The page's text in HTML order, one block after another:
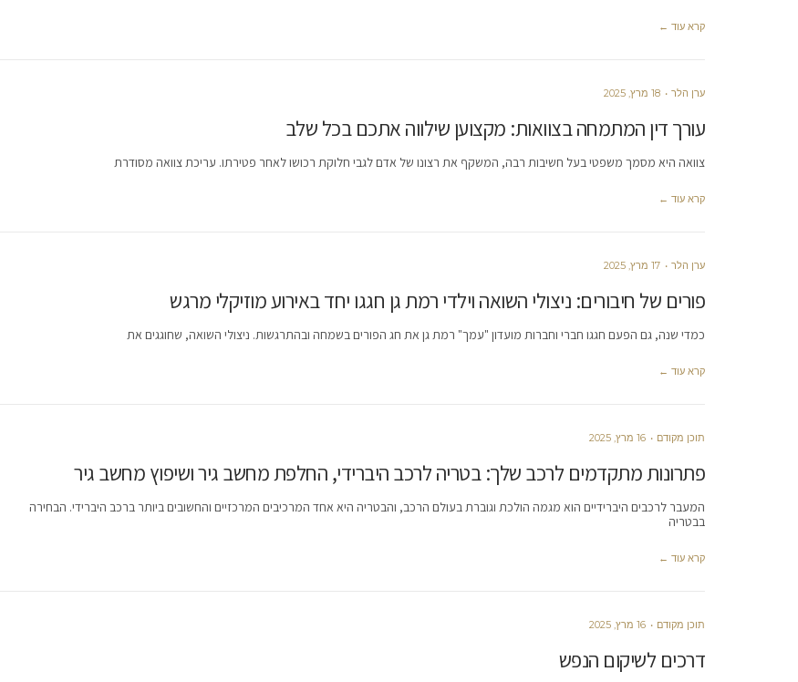
קרא עוד ←
ערן הלר 18 מרץ, 2025
עורך דין המתמחה בצוואות: מקצוען שילווה אתכם בכל שלב
צוואה היא מסמך משפטי בעל חשיבות רבה, המשקף את רצונו של אדם לגבי חלוקת רכושו לאחר פטירתו. עריכת צוואה מסודרת
קרא עוד ←
ערן הלר 17 מרץ, 2025
פורים של חיבורים: ניצולי השואה וילדי רמת גן חגגו יחד באירוע מוזיקלי מרגש
כמדי שנה, גם הפעם חגגו חברי וחברות מועדון "עמך" רמת גן את חג הפורים בשמחה ובהתרגשות. ניצולי השואה, שחוגגים את
קרא עוד ←
תוכן מקודם 16 מרץ, 2025
פתרונות מתקדמים לרכב שלך: בטריה לרכב היברידי, החלפת מחשב גיר ושיפוץ מחשב גיר
המעבר לרכבים היברידיים הוא מגמה הולכת וגוברת בעולם הרכב, והבטריה היא אחד המרכיבים המרכזיים והחשובים ביותר ברכב היברידי. הבחירה
בבטריה
קרא עוד ←
תוכן מקודם 16 מרץ, 2025
דרכים לשיקום הנפש